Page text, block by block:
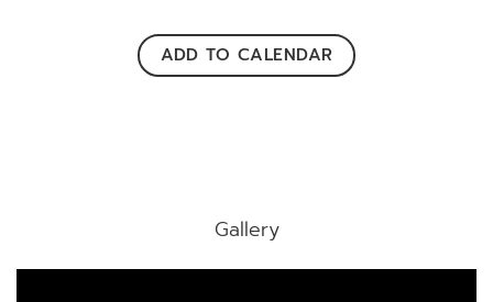
ADD TO CALENDAR
Gallery